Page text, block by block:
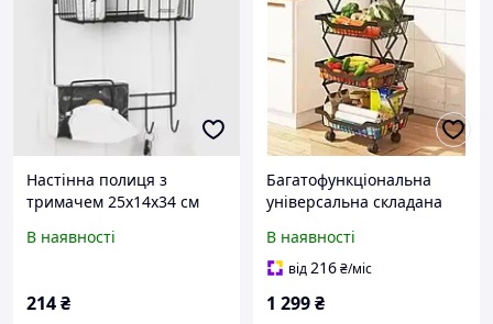
Настінна полиця з
тримачем 25x14x34 см
Чорний
В наявності
214₴
Багатофункціональна
універсальна складана
Stenson R93352
В наявності
від216₴/міс
1 299₴